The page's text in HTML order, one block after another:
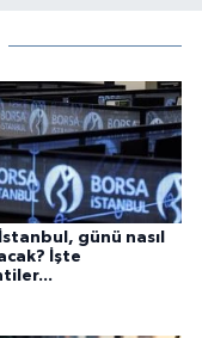
günü nasıl
İşte